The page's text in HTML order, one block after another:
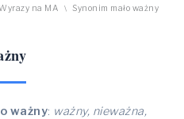
na MA \ Synonim mało ważny
ważny: ważny, nieważna,